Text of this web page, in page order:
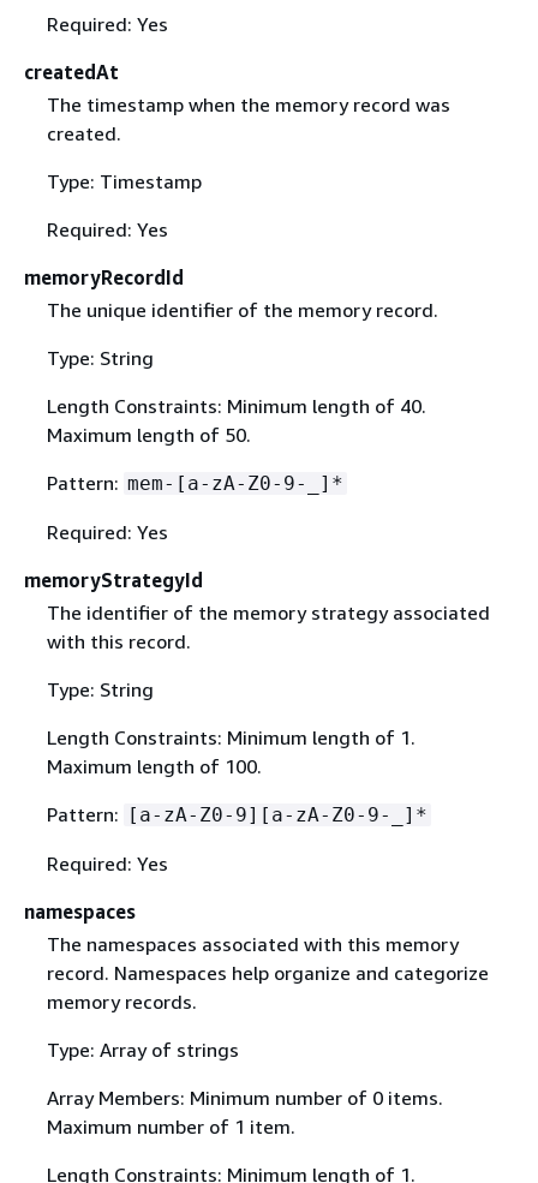
Required: Yes
createdAt
The timestamp when the memory record was
created.
Type: Timestamp
Required: Yes
memoryRecordId
The unique identifier of the memory record.
Type: String
Length Constraints: Minimum length of 40.
Maximum length of 50.
Pattern: mem-[a-zA-Z0-9-_]*
Required: Yes
memoryStrategyId
The identifier of the memory strategy associated
with this record.
Type: String
Length Constraints: Minimum length of 1.
Maximum length of 100.
Pattern: [a-zA-Z0-9][a-zA-Z0-9-_]*
Required: Yes
namespaces
The namespaces associated with this memory
record. Namespaces help organize and categorize
memory records.
Type: Array of strings
Array Members: Minimum number of 0 items.
Maximum number of 1 item.
Length Constraints: Minimum length of 1.